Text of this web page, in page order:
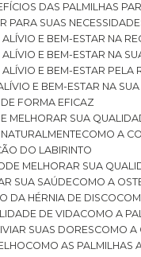
DAS PALMILHAS
PARA SUAS
ALÍVIO E BEM-ESTAR NA
E BEM-ESTAR NA
ALÍVIO E BEM-ESTAR PELA
E BEM-ESTAR NA
FORMA EFICAZ
MELHORAR SUA
COMO A
DO LABIRINTO
MELHORAR SUA
SUA SAÚDE
COMO A
DA HÉRNIA DE DISCO
DE VIDA
COMO A
SUAS DORES
COMO
COMO AS PALMILHAS